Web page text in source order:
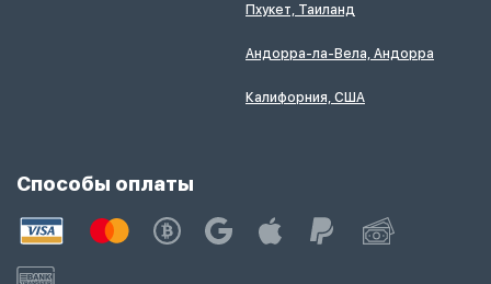
Пхукет, Таиланд
Андорра-ла-Вела, Андорра
Калифорния, США
Способы оплаты